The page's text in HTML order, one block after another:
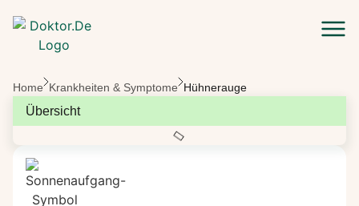
Home Krankheiten & Symptome Hühnerauge
Übersicht